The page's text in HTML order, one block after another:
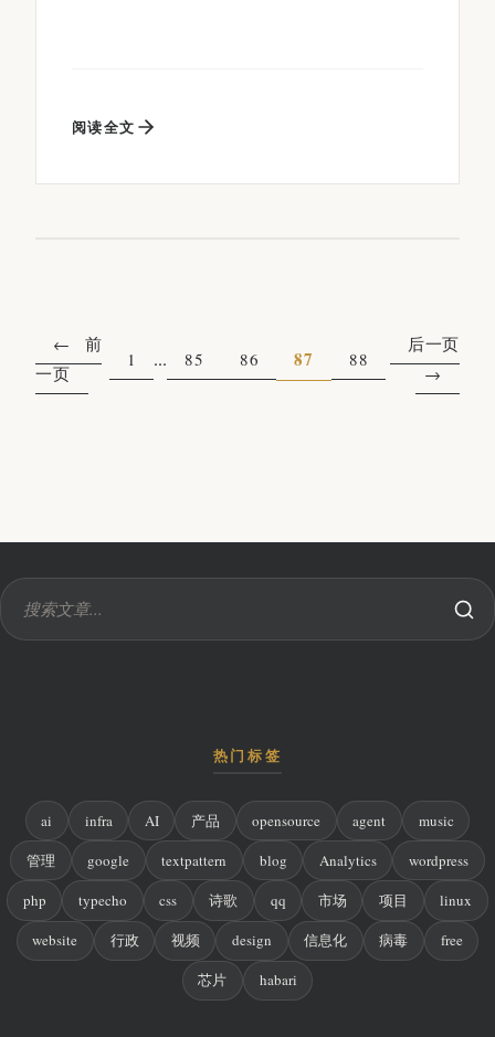
阅读全文
前
一页
1 ... 85 86 87 88
后一页
热门标签
ai infra AI 产品 opensource agent music
管理 google textpattern blog Analytics wordpress
php typecho css 诗歌 qq 市场 项目 linux
website 行政 视频 design 信息化 病毒 free
芯片 habari